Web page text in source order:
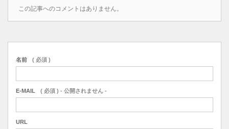
この記事へのコメントはありません。
名前 ( 必須 )
E-MAIL ( 必須 ) - 公開されません -
URL